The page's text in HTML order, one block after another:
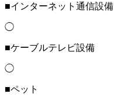
■インターネット通信設備
◯
■ケーブルテレビ設備
◯
■ペット